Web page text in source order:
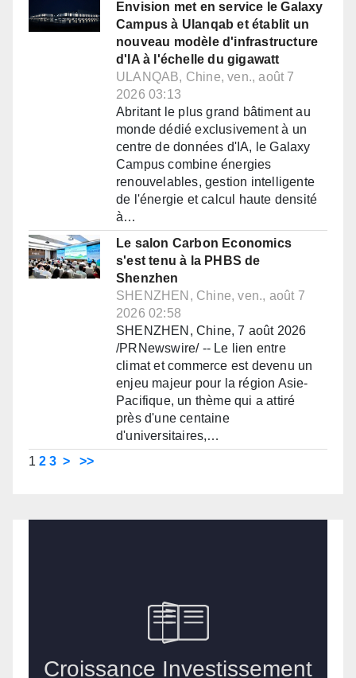
Envision met en service le Galaxy
Campus à Ulanqab et établit un
nouveau modèle d'infrastructure
d'IA à l'échelle du gigawatt
ULANQAB, Chine, ven., août 7
2026 03:13
Abritant le plus grand bâtiment au
monde dédié exclusivement à un
centre de données d'IA, le Galaxy
Campus combine énergies
renouvelables, gestion intelligente
de l'énergie et calcul haute densité
à…
Le salon Carbon Economics
s'est tenu à la PHBS de
Shenzhen
SHENZHEN, Chine, ven., août 7
2026 02:58
SHENZHEN, Chine, 7 août 2026
/PRNewswire/ -- Le lien entre
climat et commerce est devenu un
enjeu majeur pour la région Asie-
Pacifique, un thème qui a attiré
près d'une centaine
d'universitaires,…
1 2 3 > >>